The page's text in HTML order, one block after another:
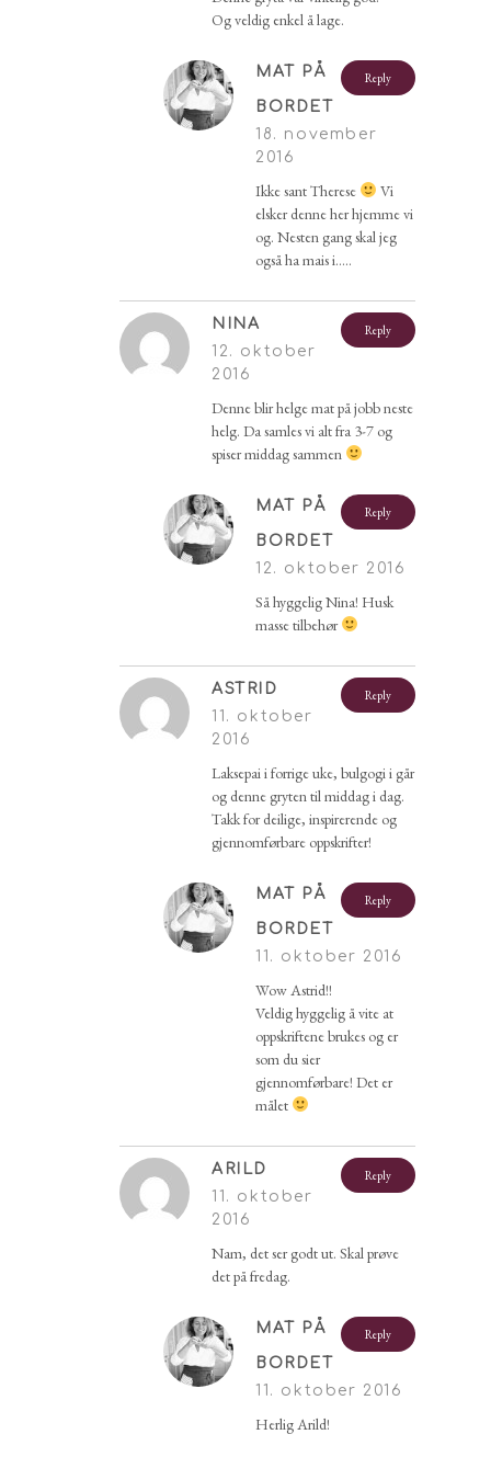
Og veldig enkel å lage.
Reply
MAT PÅ
BORDET
18. november
2016
Ikke sant Therese
Vi
elsker denne her hjemme vi
og. Nesten gang skal jeg
også ha mais i…..
Reply
NINA
12. oktober
2016
Denne blir helge mat på jobb neste
helg. Da samles vi alt fra 3-7 og
spiser middag sammen
Reply
MAT PÅ
BORDET
12. oktober 2016
Så hyggelig Nina! Husk
masse tilbehør
Reply
ASTRID
11. oktober
2016
Laksepai i forrige uke, bulgogi i går
og denne gryten til middag i dag.
Takk for deilige, inspirerende og
gjennomførbare oppskrifter!
Reply
MAT PÅ
BORDET
11. oktober 2016
Wow Astrid!!
Veldig hyggelig å vite at
oppskriftene brukes og er
som du sier
gjennomførbare! Det er
målet
Reply
ARILD
11. oktober
2016
Nam, det ser godt ut. Skal prøve
det på fredag.
Reply
MAT PÅ
BORDET
11. oktober 2016
Herlig Arild!